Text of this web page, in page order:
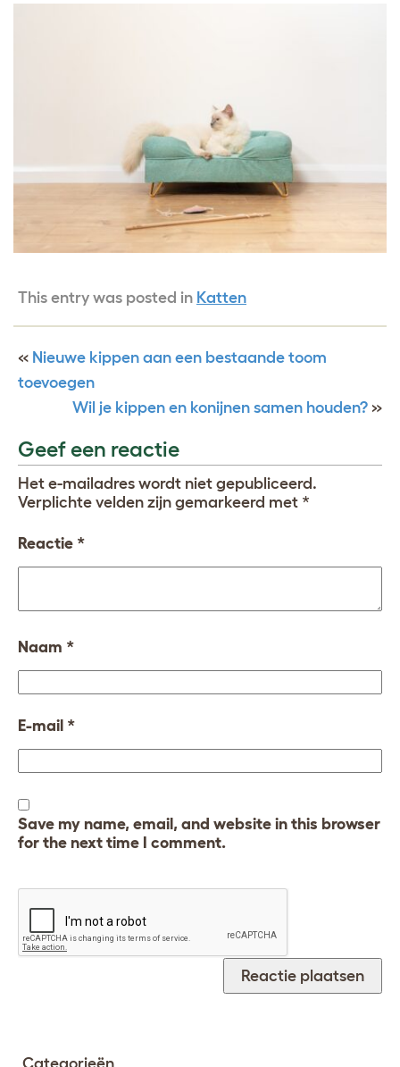
This entry was posted in Katten
« Nieuwe kippen aan een bestaande toom
toevoegen
Wil je kippen en konijnen samen houden? »
Geef een reactie
Het e-mailadres wordt niet gepubliceerd.
Verplichte velden zijn gemarkeerd met *
Reactie *
Naam *
E-mail *
Save my name, email, and website in this browser
for the next time I comment.
Categorieën